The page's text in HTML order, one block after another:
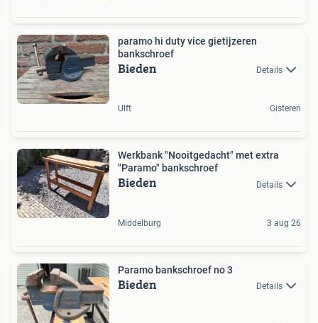
paramo hi duty vice gietijzeren
bankschroef
Bieden Details
Ulft Gisteren
Werkbank "Nooitgedacht" met extra
"Paramo" bankschroef
Bieden Details
Middelburg 3 aug 26
Paramo bankschroef no 3
Bieden Details